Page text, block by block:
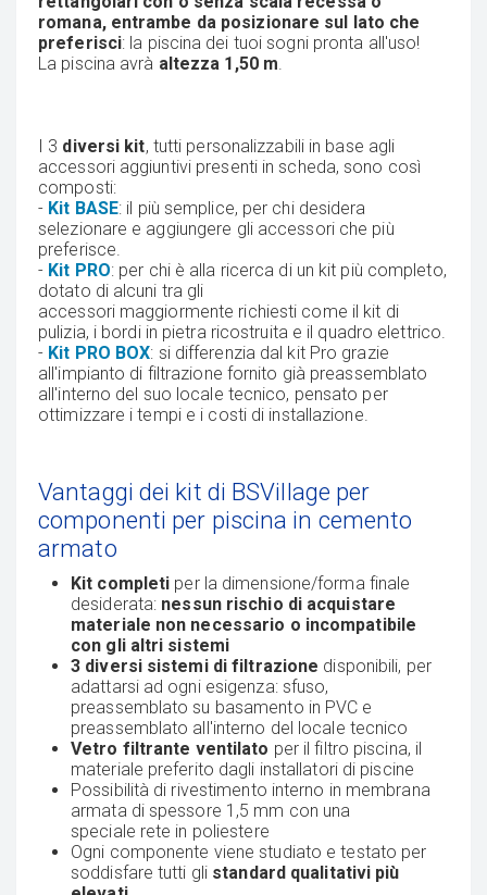
romana, entrambe da posizionare sul lato che
preferisci: la piscina dei tuoi sogni pronta all'uso!
La piscina avrà altezza 1,50 m.
I 3 diversi kit, tutti personalizzabili in base agli
accessori aggiuntivi presenti in scheda, sono così
composti:
- Kit BASE: il più semplice, per chi desidera
selezionare e aggiungere gli accessori che più
preferisce.
- Kit PRO: per chi è alla ricerca di un kit più completo,
dotato di alcuni tra gli
accessori maggiormente richiesti come il kit di
pulizia, i bordi in pietra ricostruita e il quadro elettrico.
- Kit PRO BOX: si differenzia dal kit Pro grazie
all'impianto di filtrazione fornito già preassemblato
all'interno del suo locale tecnico, pensato per
ottimizzare i tempi e i costi di installazione.
Vantaggi dei kit di BSVillage per
componenti per piscina in cemento
armato
Kit completi per la dimensione/forma finale
desiderata: nessun rischio di acquistare
materiale non necessario o incompatibile
con gli altri sistemi
3 diversi sistemi di filtrazione disponibili, per
adattarsi ad ogni esigenza: sfuso,
preassemblato su basamento in PVC e
preassemblato all'interno del locale tecnico
Vetro filtrante ventilato per il filtro piscina, il
materiale preferito dagli installatori di piscine
Possibilità di rivestimento interno in membrana
armata di spessore 1,5 mm con una
speciale rete in poliestere
Ogni componente viene studiato e testato per
soddisfare tutti gli standard qualitativi più